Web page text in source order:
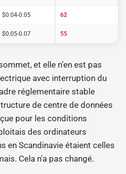
$0.04-0.05 62
$0.05-0.07 55
et elle n’en est pas
avec interruption du
réglementaire stable
de centre de données
pour les conditions
des ordinateurs
en Scandinavie étaient celles
Cela n'a pas changé.